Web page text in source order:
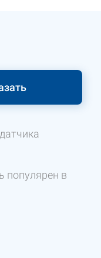
популярен в